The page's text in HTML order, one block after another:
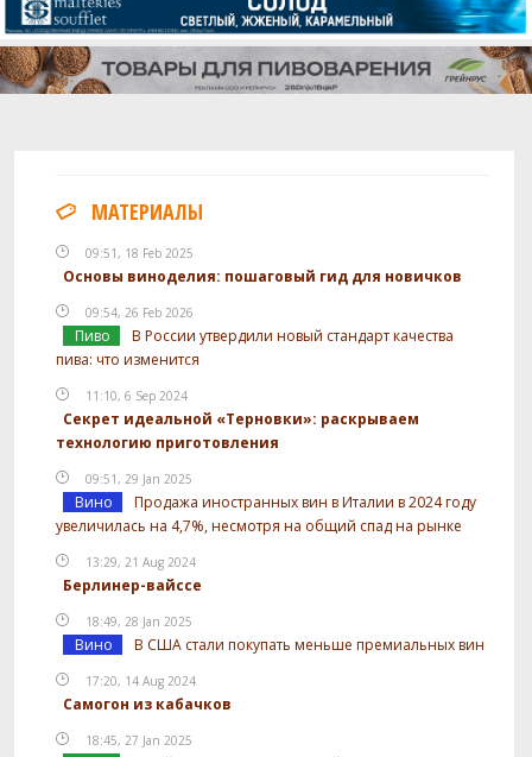
МАТЕРИАЛЫ
09:51, 18 Feb 2025
Основы виноделия: пошаговый гид для новичков
09:54, 26 Feb 2026
Пиво
В России утвердили новый стандарт качества
пива: что изменится
11:10, 6 Sep 2024
Секрет идеальной «Терновки»: раскрываем
технологию приготовления
09:51, 29 Jan 2025
Вино
Продажа иностранных вин в Италии в 2024 году
увеличилась на 4,7%, несмотря на общий спад на рынке
13:29, 21 Aug 2024
Берлинер-вайссе
18:49, 28 Jan 2025
Вино В США стали покупать меньше премиальных вин
17:20, 14 Aug 2024
Самогон из кабачков
18:45, 27 Jan 2025